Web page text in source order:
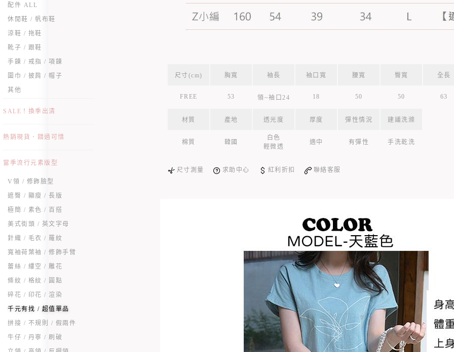
配件 ALL
休閒鞋 / 帆布鞋
涼鞋 / 拖鞋
靴子 / 跟鞋
手鍊 / 戒指 / 項鍊
圍巾 / 披肩 / 帽子
其他
SALE！換季出清
熱銷現貨．錯過可惜
當季流行元素版型
V領 / 修飾臉型
遮臀 / 顯瘦 / 長版
極簡 / 素色 / 百搭
美式街頭 / 英文字母
針織 / 毛衣 / 羅紋
寬袖荷葉袖 / 修飾手臂
蕾絲 / 縷空 / 雕花
條紋 / 格紋 / 圓點
碎花 / 印花 / 渲染
千元有找 / 超值單品
拼接 / 不規則 / 假兩件
牛仔 / 丹寧 / 刷破
尺寸(cm) 胸寬 袖長 袖口寬 腰寬 臀寬 全長
FREE 53 領~袖口24 18 50 50 63
材質 產地 透光度 厚度 彈性情況 建議洗滌
棉質 韓國
白色
輕微透
適中 有彈性 手洗乾洗
尺寸測量 求助中心 紅利折扣 聯絡客服